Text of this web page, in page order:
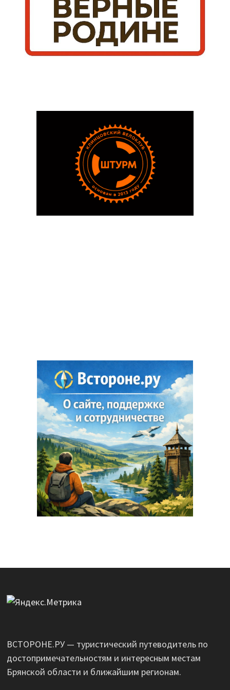
ВСТОРОНЕ.РУ — туристический путеводитель по
достопримечательностям и интересным местам
Брянской области и ближайшим регионам.